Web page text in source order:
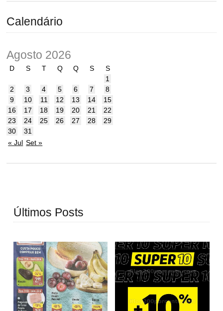
Calendário
Agosto 2026
D S T Q Q S
S
1
2
3 4 5 6 7
8
9
10 11 12 13 14
15
16
17 18 19 20 21
22
23
24 25 26 27 28
29
30
31
« Jul Set »
Últimos Posts